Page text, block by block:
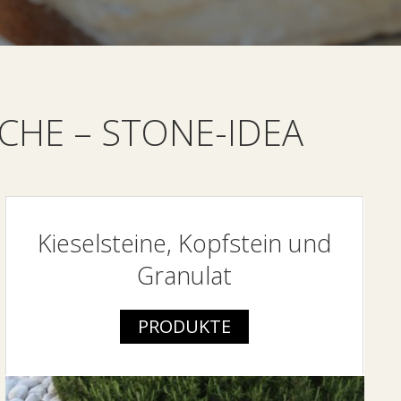
– STONE-IDEA
Kieselsteine, Kopfstein und
Granulat
PRODUKTE